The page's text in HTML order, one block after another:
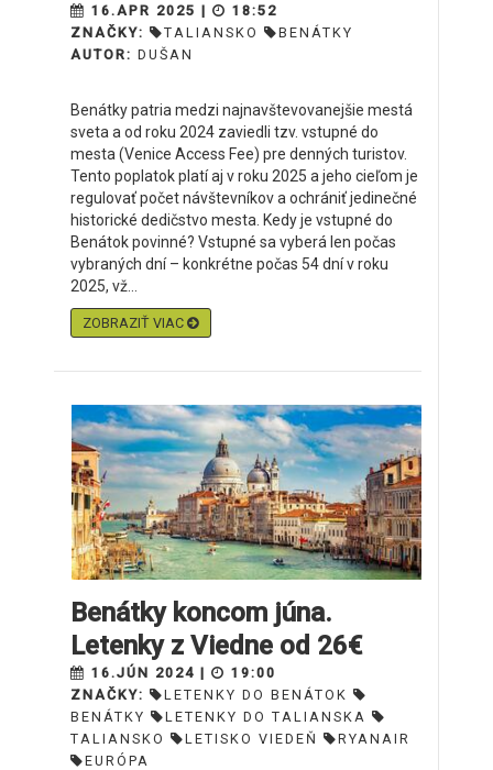
16.APR 2025 |
18:52
ZNAČKY:
TALIANSKO
BENÁTKY
AUTOR: DUŠAN
Benátky patria medzi najnavštevovanejšie mestá
sveta a od roku 2024 zaviedli tzv. vstupné do
mesta (Venice Access Fee) pre denných turistov.
Tento poplatok platí aj v roku 2025 a jeho cieľom je
regulovať počet návštevníkov a ochrániť jedinečné
historické dedičstvo mesta. Kedy je vstupné do
Benátok povinné? Vstupné sa vyberá len počas
vybraných dní – konkrétne počas 54 dní v roku
2025, vž...
ZOBRAZIŤ VIAC
Benátky koncom júna.
Letenky z Viedne od 26€
16.JÚN 2024 |
19:00
ZNAČKY:
LETENKY DO BENÁTOK
BENÁTKY
LETENKY DO TALIANSKA
TALIANSKO
LETISKO VIEDEŇ
RYANAIR
EURÓPA